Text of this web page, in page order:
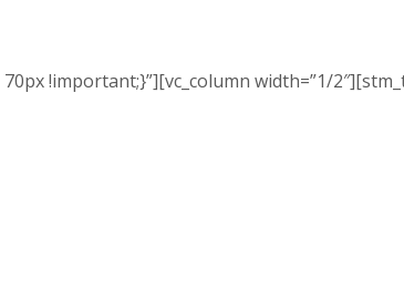
!important;}”][vc_column width=”1/